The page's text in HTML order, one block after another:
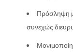
Πρόσληψη
συνεχώς